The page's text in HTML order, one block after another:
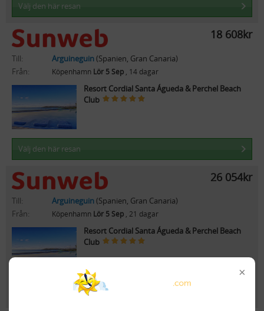
×
Välj den här resan
18 608kr
Till: Arguineguin(Spanien, Gran Canaria)
Från:
Köpenhamn Lör 5 Sep , 14 dagar
Resort Cordial Santa Águeda & Perchel Beach
Club
Välj den här resan
26 054kr
Till: Arguineguin(Spanien, Gran Canaria)
Från:
Köpenhamn Lör 5 Sep , 21 dagar
Resort Cordial Santa Águeda & Perchel Beach
Club
Välj den här resan